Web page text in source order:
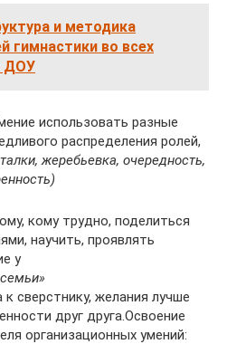
и методика
гимнастики во всех
ДОУ
использовать разные
распределения ролей,
жеребьевка, очередность,
кому трудно, поделиться
научить, проявлять
у
сверстнику, желания лучше
друг друга.Освоение
организационных умений: